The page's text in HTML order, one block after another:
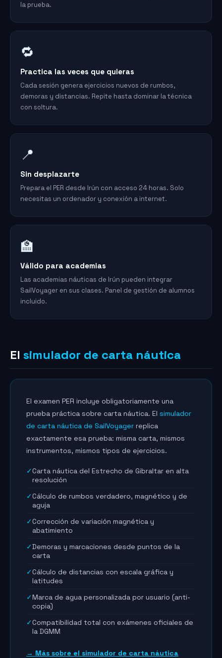
la prueba.
🔁
Practica las veces que quieras
Cada sesión genera ejercicios nuevos de rumbos,
demoras y distancias. Repite hasta dominar la técnica
con soltura.
📍
Sin desplazarte
Prepara el PER desde Irún con acceso 24 horas. Solo
necesitas un ordenador y conexión a internet.
🏫
Válido para academias
Las academias náuticas de Irún pueden integrar
SailVoyager en sus clases. Panel de gestión de alumnos
incluido.
El simulador de carta náutica
El examen PER incluye obligatoriamente una
prueba práctica sobre carta náutica. El simulador
de carta náutica de SailVoyager replica
exactamente esa prueba: misma carta, mismos
instrumentos, mismos tipos de ejercicios.
✓Carta náutica del Estrecho de Gibraltar en alta
resolución
✓Cálculo de rumbos verdadero, magnético y de
aguja
✓Corrección de variación magnética y
abatimiento
✓Demoras y marcaciones desde puntos de la
carta
✓Cálculo de distancias con escala gráfica y
latitudes
✓Marca de agua personalizada por usuario (anti-
copia)
✓Compatibilidad total con exámenes oficiales de
la DGMM
→ Más sobre el simulador de carta náutica